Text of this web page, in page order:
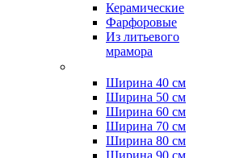
Керамические
Фарфоровые
Из литьевого
мрамора
Ширина 40 см
Ширина 50 см
Ширина 60 см
Ширина 70 см
Ширина 80 см
Ширина 90 см